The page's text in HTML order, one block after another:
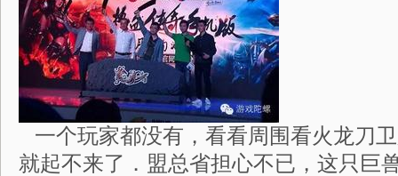
一个玩家都没有，看看周围看火龙刀
就起不来了．盟总省担心不已，这只巨